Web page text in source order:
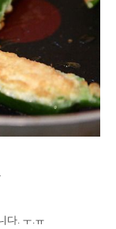
다. ㅜ.ㅠ